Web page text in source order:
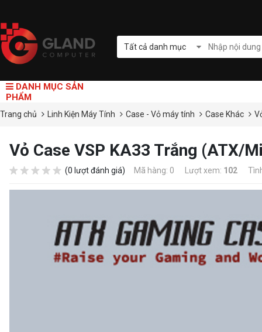
Tất cả danh mục
DANH MỤC SẢN
PHẨM
Trang chủ Linh Kiện Máy Tính Case - Vỏ máy tính Case Khác
Vỏ Case VSP KA33 Trắng (ATX/
(0 lượt đánh giá) Mã hàng: 0 Lượt xem: 102